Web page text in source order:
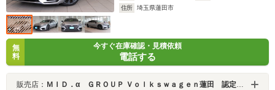
住所
埼玉県蓮田市
無
料
今すぐ在庫確認・見積依頼
電話する
販売店： ＭＩＤ．α ＧＲＯＵＰ Ｖｏｌｋｓｗａｇｅｎ蓮田 認定中古車コーナー／株式会社ＭＩＤ